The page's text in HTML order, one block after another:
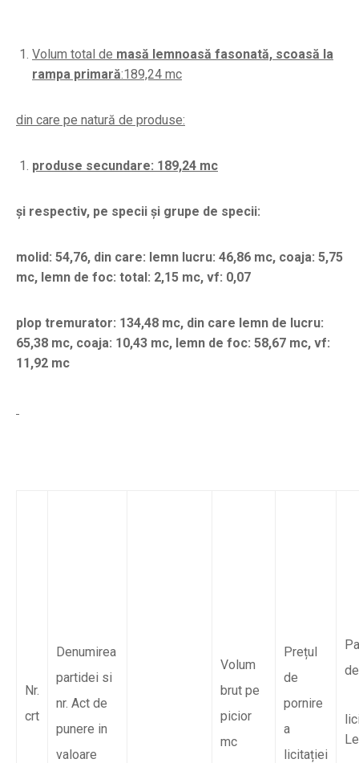
Volum total de masă lemnoasă fasonată, scoasă la
rampa primară:189,24 mc
din care pe natură de produse:
produse secundare: 189,24 mc
și respectiv, pe specii și grupe de specii:
molid: 54,76, din care: lemn lucru: 46,86 mc, coaja: 5,75
mc, lemn de foc: total: 2,15 mc, vf: 0,07
plop tremurator: 134,48 mc, din care lemn de lucru:
65,38 mc, coaja: 10,43 mc, lemn de foc: 58,67 mc, vf:
11,92 mc
Nr.
crt
Denumirea
partidei si
nr. Act de
punere in
valoare
Volum
brut pe
picior
mc
Prețul
de
pornire
a
licitației
de